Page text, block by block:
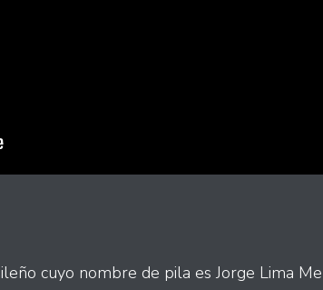
cuyo nombre de pila es Jorge Lima